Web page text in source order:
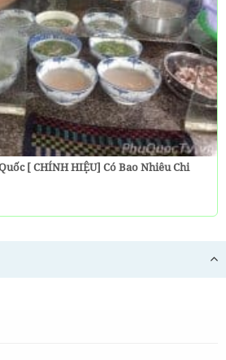
[ CHÍNH HIỆU] Có Bao Nhiêu Chi